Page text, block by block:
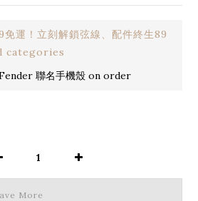
運！立刻解鎖弦線、配件終生89
categories
聯名手機殼 on order
More